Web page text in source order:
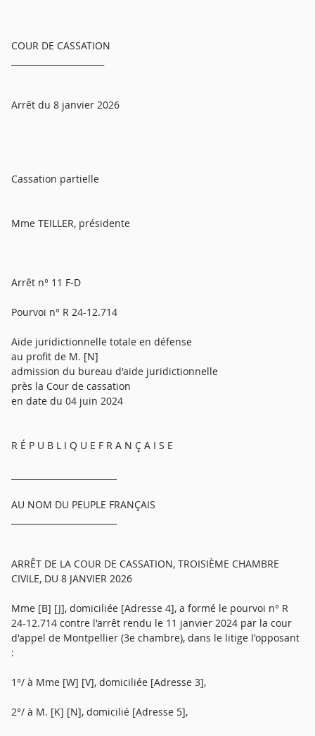
COUR DE CASSATION
Arrêt du 8 janvier 2026
Cassation partielle
Mme TEILLER, présidente
Arrêt n° 11 F-D
Pourvoi n° R 24-12.714
Aide juridictionnelle totale en défense
au profit de M. [N]
admission du bureau d'aide juridictionnelle
près la Cour de cassation
en date du 04 juin 2024
R É P U B L I Q U E F R A N Ç A I S E
AU NOM DU PEUPLE FRANÇAIS
ARRÊT DE LA COUR DE CASSATION, TROISIÈME CHAMBRE
CIVILE, DU 8 JANVIER 2026
Mme [B] [J], domiciliée [Adresse 4], a formé le pourvoi n° R
24-12.714 contre l'arrêt rendu le 11 janvier 2024 par la cour
d'appel de Montpellier (3e chambre), dans le litige l'opposant
:
1°/ à Mme [W] [V], domiciliée [Adresse 3],
2°/ à M. [K] [N], domicilié [Adresse 5],